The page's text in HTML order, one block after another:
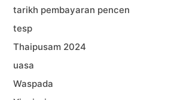
tarikh pembayaran pencen
tesp
Thaipusam 2024
uasa
Waspada